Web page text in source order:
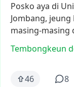
Posko aya di
Jombang, jeung
masing-masing
Tembongkeun
46 8